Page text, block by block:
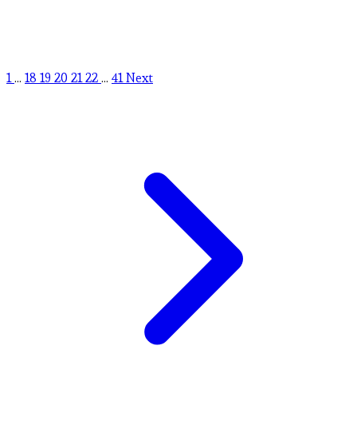
1... 18 19 20 2122... 41Next